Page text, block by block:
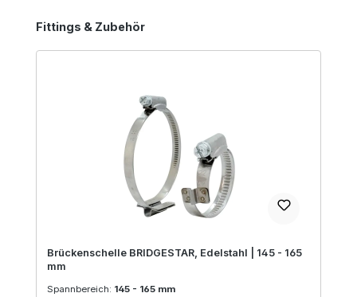
Produktgalerie überspringen
Fittings & Zubehör
Brückenschelle BRIDGESTAR, Edelstahl | 145 - 165
mm
Spannbereich: 145 - 165 mm